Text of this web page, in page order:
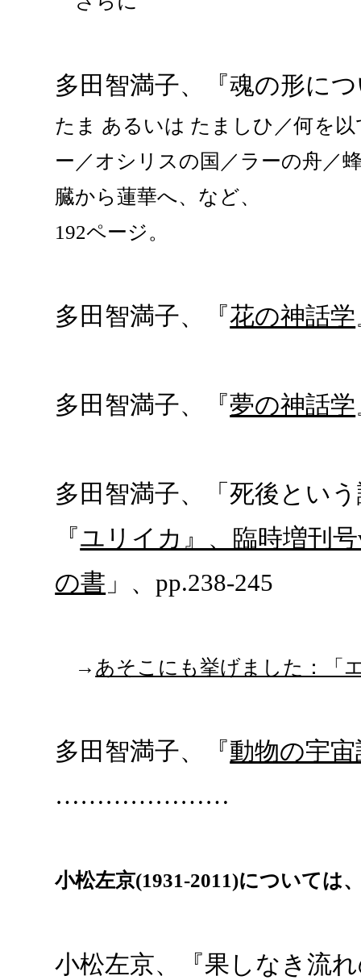
多田智満子、『魂の形に
たま あるいは たましひ／何を
ー／オシリスの国／ラーの舟／
臓から蓮華へ、など、
192ページ。
多田智満子、『花の神話学
多田智満子、『夢の神話学
多田智満子、「死後とい
『ユリイカ』、臨時増刊
の書 」、pp.238-245
→ あそこにも挙げました：「
多田智満子、『動物の宇宙
…………………
小松左京(1931-2011)については
小松左京、『果しなき流